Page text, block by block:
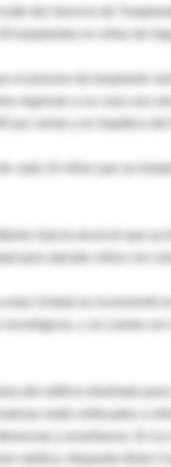
trasplantes en niños de
el proceso de trasplante
regresan a su casa una
cada 10 niños que se
García anunció que
para atender niños con
esta Unidad se incrementó
oncológicos, y se cuenta
del edificio diseñada
médico; Alejandro Bolio